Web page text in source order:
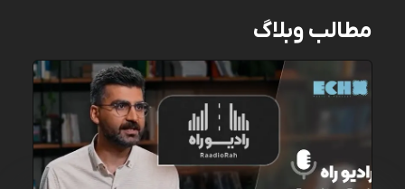
مطالب وبلاگ